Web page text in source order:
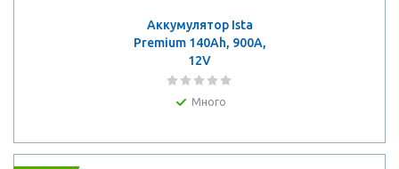
Аккумулятор Ista
Premium 140Ah, 900A,
12V
Много